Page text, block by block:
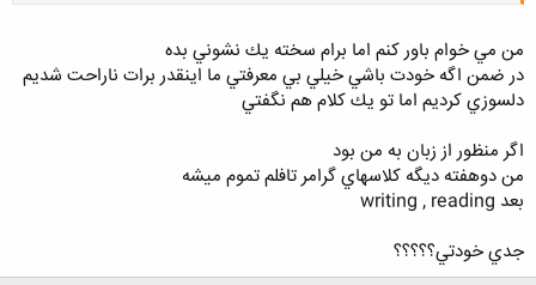
چی بگم خوب!!!!!
همه میخواید بزنید
دلایل زیر برای شما
توجیه بقه هم با خودتون
مجاهدین خلق
زن مغروق و نا محرم
جوک
مرگ
من مي خوام باور كنم اما برام سخته يك نشوني بده
در ضمن اگه خودت باشي خيلي بي معرفتي ما اينقدر برات ناراحت شديم
دلسوزي كرديم اما تو يك كلام هم نگفتي
اگر منظور از زبان به من بود
من دوهفته ديگه كلاسهاي گرامر تافلم تموم ميشه
بعد writing , reading
جدي خودتي؟؟؟؟؟